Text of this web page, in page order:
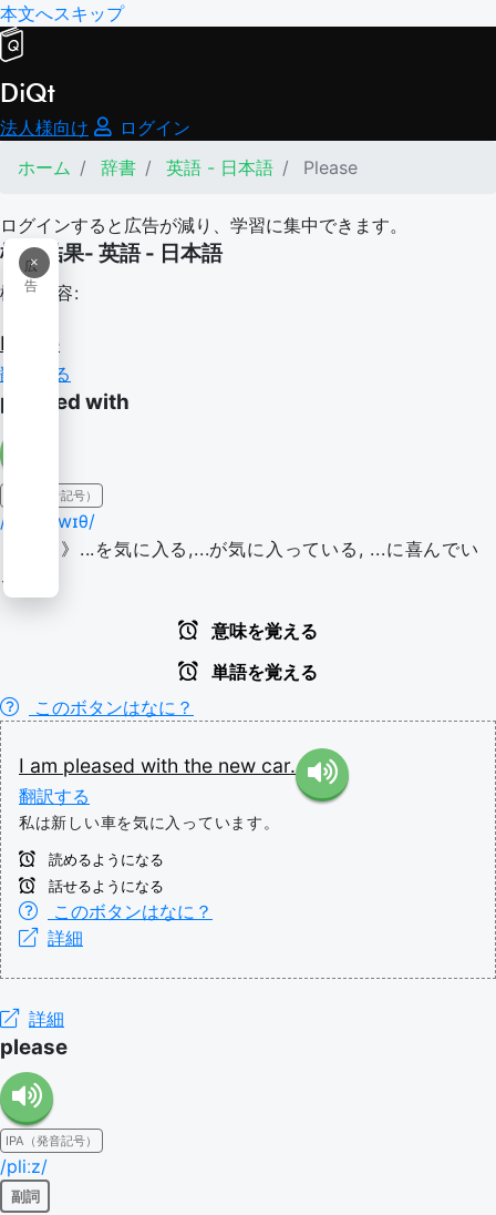
本文へスキップ
DiQt
法人様向け
ログイン
ホーム
辞書 英語 - 日本語 Please
ログインすると広告が減り、学習に集中できます。
×
広
告
検索結果- 英語 - 日本語
検索内容:
Please
翻訳する
pleased with
IPA（発音記号）
/pli:zd wɪθ/
《be ~》...を気に入る,...が気に入っている, ...に喜んでい
る
意味を覚える
単語を覚える
このボタンはなに？
I am pleased with the new car.
翻訳する
私は新しい車を気に入っています。
読めるようになる
話せるようになる
このボタンはなに？
詳細
詳細
please
IPA（発音記号）
/pliːz/
副詞